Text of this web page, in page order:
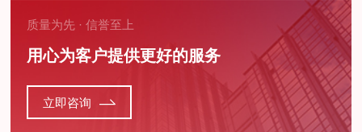
质量为先 · 信誉至上
用心为客户提供更好的服务
立即咨询